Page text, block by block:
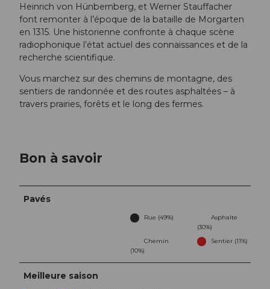
Heinrich von Hünbernberg, et Werner Stauffacher
font remonter à l’époque de la bataille de Morgarten
en 1315. Une historienne confronte à chaque scène
radiophonique l’état actuel des connaissances et de la
recherche scientifique.
Vous marchez sur des chemins de montagne, des
sentiers de randonnée et des routes asphaltées – à
travers prairies, forêts et le long des fermes.
Bon à savoir
Pavés
Rue (49%)
Asphalte
(30%)
Chemin
(10%)
Sentier (11%)
Meilleure saison